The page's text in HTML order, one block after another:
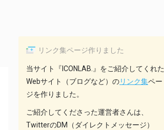
リンク集ページ作りました
当サイト『ICONLAB.』をご紹介してくれた
Webサイト（ブログなど）のリンク集ペー
ジを作りました。
ご紹介してくださった運営者さんは、
TwitterのDM（ダイレクトメッセージ）